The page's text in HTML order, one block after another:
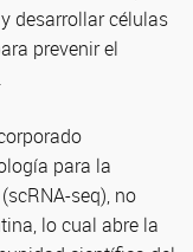
desarrollar células
prevenir el
para la
seq), no
lo cual abre la